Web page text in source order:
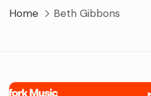
Home Beth Gibbons